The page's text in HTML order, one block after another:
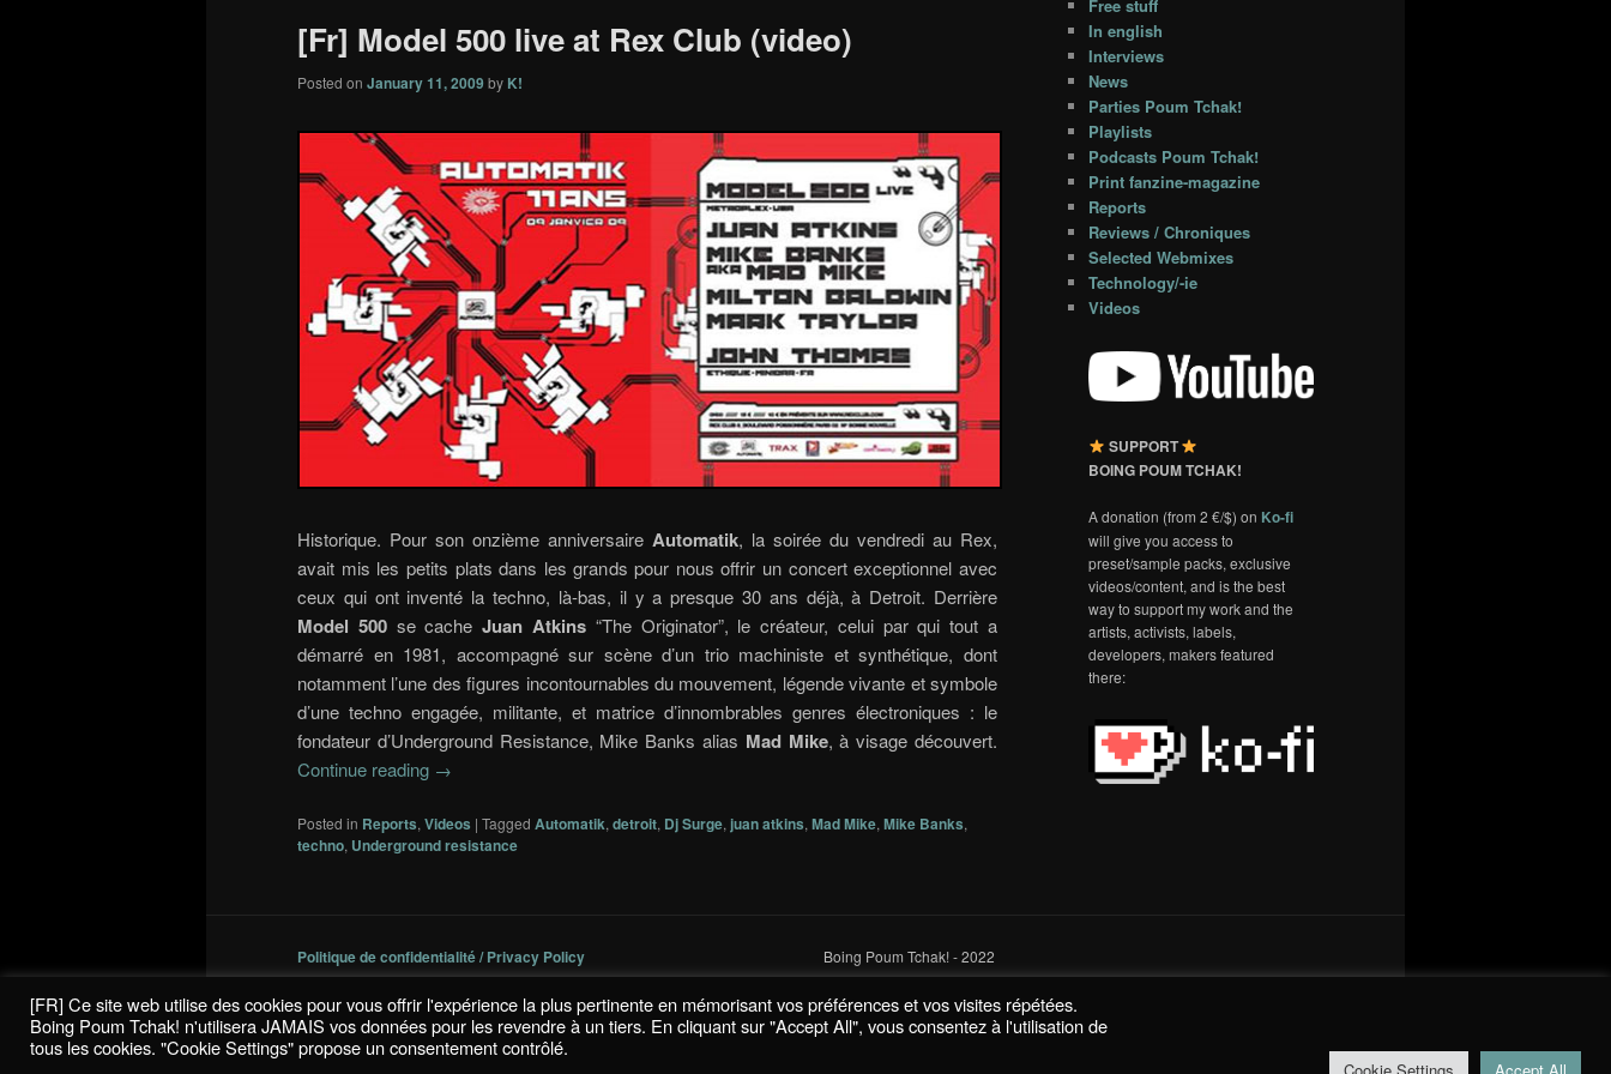
[Fr] Model 500 live at Rex Club (video)
Posted on January 11, 2009 by K!
Historique. Pour son onzième anniversaire Automatik, la soirée du vendredi au Rex,
avait mis les petits plats dans les grands pour nous offrir un concert exceptionnel avec
ceux qui ont inventé la techno, là-bas, il y a presque 30 ans déjà, à Detroit. Derrière
Model 500se cacheJuan Atkins“The Originator”, le créateur, celui par qui tout a
démarré en 1981, accompagné sur scène d’un trio machiniste et synthétique, dont
notamment l’une des figures incontournables du mouvement, légende vivante et symbole
d’une techno engagée, militante, et matrice d’innombrables genres électroniques : le
fondateur d’Underground Resistance, Mike Banks alias Mad Mike, à visage découvert.
Continue reading →
Posted in Reports, Videos | Tagged Automatik, detroit, Dj Surge, juan atkins, Mad Mike, Mike Banks,
techno, Underground resistance
Free stuff
In english
Interviews
News
Parties Poum Tchak!
Playlists
Podcasts Poum Tchak!
Print fanzine-magazine
Reports
Reviews / Chroniques
Selected Webmixes
Technology/-ie
Videos
SUPPORT
BOING POUM TCHAK!
A donation (from 2 €/$) on Ko-fi
will give you access to
preset/sample packs, exclusive
videos/content, and is the best
way to support my work and the
artists, activists, labels,
developers, makers featured
there:
Politique de confidentialité / Privacy Policy Boing Poum Tchak! - 2022
[FR] Ce site web utilise des cookies pour vous offrir l'expérience la plus pertinente en mémorisant vos préférences et vos visites répétées.
Boing Poum Tchak! n'utilisera JAMAIS vos données pour les revendre à un tiers. En cliquant sur "Accept All", vous consentez à l'utilisation de
tous les cookies. "Cookie Settings" propose un consentement contrôlé.
Cookie Settings Accept All